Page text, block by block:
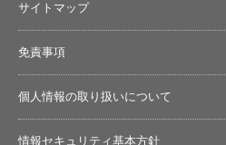
サイトマップ
免責事項
個人情報の取り扱いについて
情報セキュリティ基本方針